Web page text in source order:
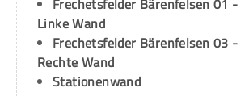
Frechetsfelder Bärenfelsen 01 -
Linke Wand
Frechetsfelder Bärenfelsen 03 -
Rechte Wand
Stationenwand